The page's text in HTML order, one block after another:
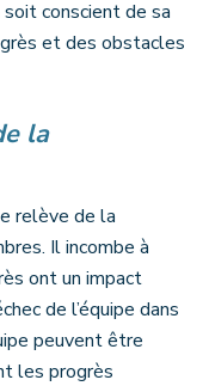
conscient de sa
et des obstacles
la
relève de la
Il incombe à
ont un impact
de l’équipe dans
peuvent être
les progrès